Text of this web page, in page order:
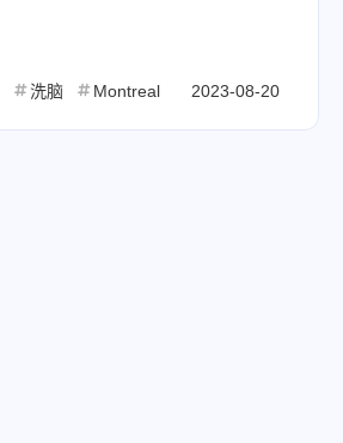
洗脑 Montreal 2023-08-20